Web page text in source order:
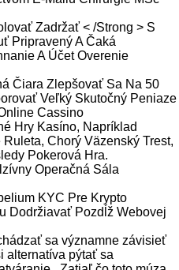
Zadržať < /Strong > S
Pripravený A Čaká
A Účet Overenie
Čiara Zlepšovať Sa Na 50
Veľký Skutočný Peniaze
Cassino
Hry Kasíno, Napríklad
Chorý Väzenský Trest,
Pokerová Hra.
Operačná Sála
KYC Pre Krypto
Dodržiavať Pozdĺž Webovej
sa významne závisieť
alternatíva pýtať sa